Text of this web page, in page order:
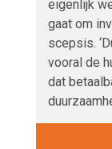
eigenlijk
gaat om
scepsis.
vooral de
dat